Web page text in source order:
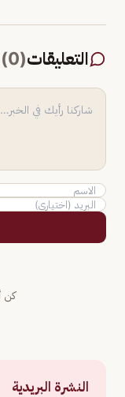
التعليقات(
0
)
كن
النشرة البريدية